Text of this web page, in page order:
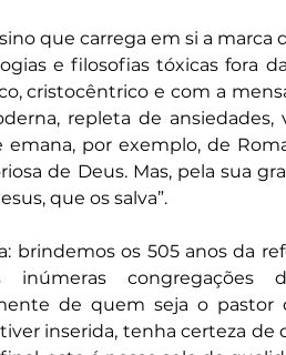
que carrega em si a marca
e filosofias tóxicas fora
cristocêntrico e com a
repleta de
por exemplo, de
de Deus. Mas, pela sua
que os salva”.
brindemos os 505 anos da
congregações
de quem seja o
inserida, tenha certeza de